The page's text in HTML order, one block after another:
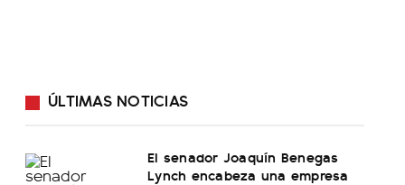
ÚLTIMAS NOTICIAS
El senador Joaquín Benegas
Lynch encabeza una empresa